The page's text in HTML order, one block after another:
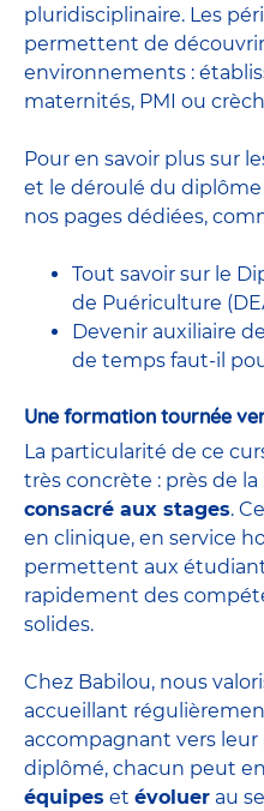
pluridisciplinaire. Les
permettent de
environnements :
maternités, PMI ou
Pour en savoir plus sur
et le déroulé du
nos pages dédiées,
Tout savoir sur le
de Puériculture
Devenir auxiliaire
de temps faut-il
Une formation tournée
La particularité de ce
très concrète : près de
consacré aux stages.
en clinique, en service
permettent aux
rapidement des
solides.
Chez Babilou, nous
accueillant
accompagnant vers
diplômé, chacun peut
équipes et évoluer au